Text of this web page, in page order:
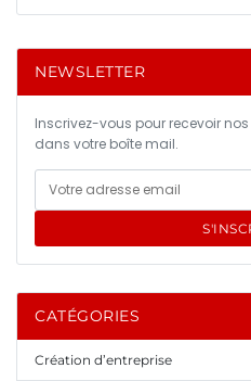
NEWSLETTER
Inscrivez-vous pour recevoir
dans votre boîte mail.
CATÉGORIES
Création d’entreprise